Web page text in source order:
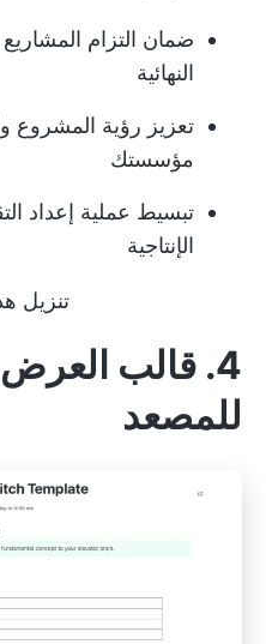
ضمان التزام المشاريع
النهائية
تعزيز رؤية المشروع
مؤسستك
تبسيط عملية إعداد
الإنتاجية
تنزيل
4. قالب
للمصعد